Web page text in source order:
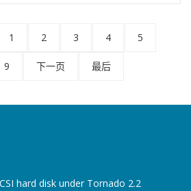
1 2 3 4 5
9 下一页 最后
hard disk under Tornado 2.2